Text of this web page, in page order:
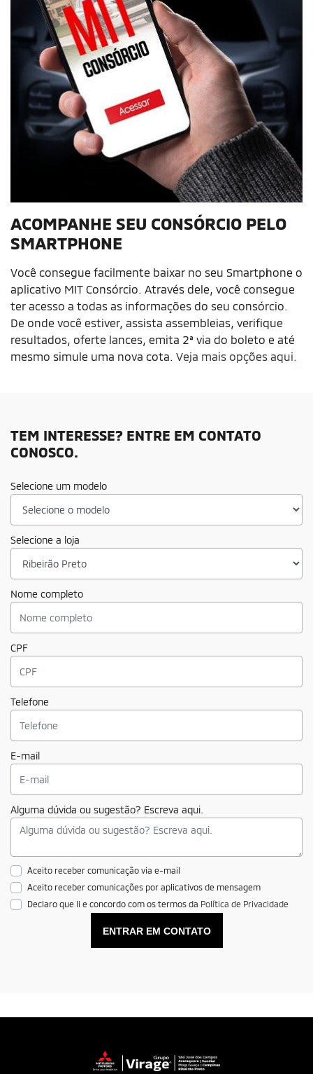
ACOMPANHE SEU CONSÓRCIO PELO
SMARTPHONE
Você consegue facilmente baixar no seu Smartphone o
aplicativo MIT Consórcio. Através dele, você consegue
ter acesso a todas as informações do seu consórcio.
De onde você estiver, assista assembleias, verifique
resultados, oferte lances, emita 2ª via do boleto e até
mesmo simule uma nova cota. Veja mais opções aqui.
TEM INTERESSE? ENTRE EM CONTATO
CONOSCO.
Selecione um modelo
Selecione a loja
Nome completo
CPF
Telefone
E-mail
Alguma dúvida ou sugestão? Escreva aqui.
Aceito receber comunicação via e-mail
Aceito receber comunicações por aplicativos de mensagem
Declaro que li e concordo com os termos da Política de Privacidade
ENTRAR EM CONTATO